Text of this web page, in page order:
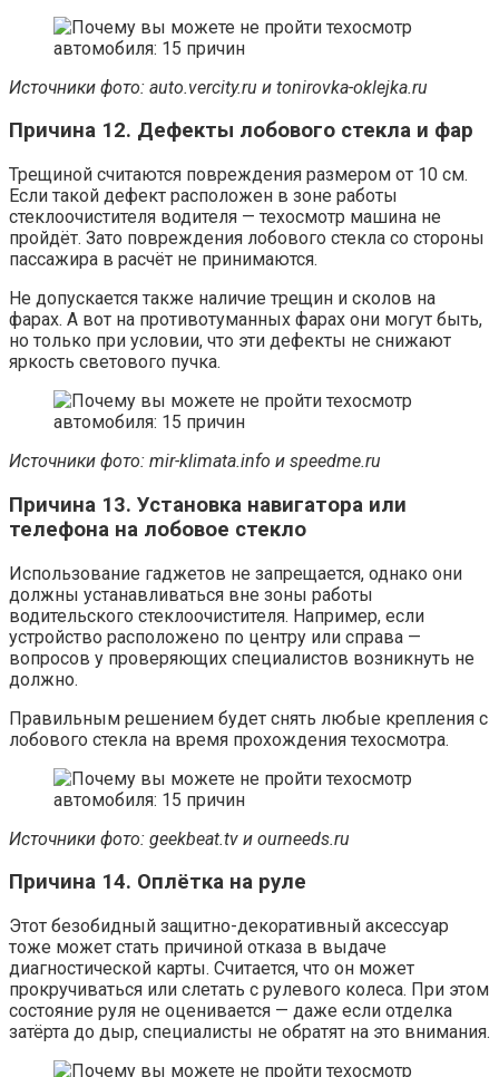
Источники фото: auto.vercity.ru и tonirovka-oklejka.ru
Причина 12. Дефекты лобового стекла и фар
Трещиной считаются повреждения размером от 10 см.
Если такой дефект расположен в зоне работы
стеклоочистителя водителя — техосмотр машина не
пройдёт. Зато повреждения лобового стекла со стороны
пассажира в расчёт не принимаются.
Не допускается также наличие трещин и сколов на
фарах. А вот на противотуманных фарах они могут быть,
но только при условии, что эти дефекты не снижают
яркость светового пучка.
Источники фото: mir-klimata.info и speedme.ru
Причина 13. Установка навигатора или
телефона на лобовое стекло
Использование гаджетов не запрещается, однако они
должны устанавливаться вне зоны работы
водительского стеклоочистителя. Например, если
устройство расположено по центру или справа —
вопросов у проверяющих специалистов возникнуть не
должно.
Правильным решением будет снять любые крепления с
лобового стекла на время прохождения техосмотра.
Источники фото: geekbeat.tv и ourneeds.ru
Причина 14. Оплётка на руле
Этот безобидный защитно-декоративный аксессуар
тоже может стать причиной отказа в выдаче
диагностической карты. Считается, что он может
прокручиваться или слетать с рулевого колеса. При этом
состояние руля не оценивается — даже если отделка
затёрта до дыр, специалисты не обратят на это внимания.